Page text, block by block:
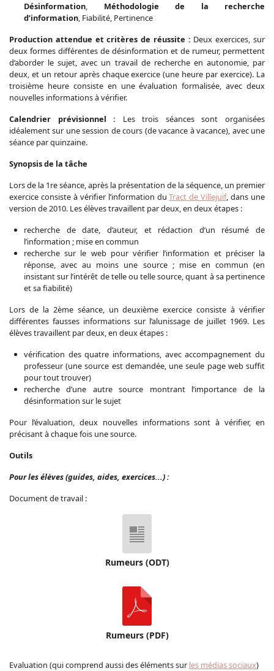
Désinformation
Méthodologie de la recherche
d’information , Fiabilité, Pertinence
Production attendue et critères de réussite : Deux exercices, sur
deux formes différentes de désinformation et de rumeur, permettent
d’aborder le sujet, avec un travail de recherche en autonomie, par
deux, et un retour après chaque exercice (une heure par exercice). La
troisième heure consiste en une évaluation formalisée, avec deux
nouvelles informations à vérifier.
Calendrier prévisionnel : Les trois séances sont organisées
idéalement sur une session de cours (de vacance à vacance), avec une
séance par quinzaine.
Synopsis de la tâche
Lors de la 1re séance, après la présentation de la séquence, un premier
exercice consiste à vérifier l’information duTract de Villejuif, dans une
version de 2010. Les élèves travaillent par deux, en deux étapes :
recherche de date, d’auteur, et rédaction d’un résumé de
l’information ; mise en commun
recherche sur le web pour vérifier l’information et préciser la
réponse, avec au moins une source ; mise en commun (en
insistant sur l’intérêt de telle ou telle source, quant à sa pertinence
et sa fiabilité)
Lors de la 2ème séance, un deuxième exercice consiste à vérifier
différentes fausses informations sur l’alunissage de juillet 1969. Les
élèves travaillent par deux, en deux étapes :
vérification des quatre informations, avec accompagnement du
professeur (une source est demandée, une seule page web suffit
pour tout trouver)
recherche d’une autre source montrant l’importance de la
désinformation sur le sujet
Pour l’évaluation, deux nouvelles informations sont à vérifier, en
précisant à chaque fois une source.
Outils
Pour les élèves (guides, aides, exercices...) :
Document de travail :
Rumeurs (ODT)
Rumeurs (PDF)
Evaluation (qui comprend aussi des éléments sur les médias sociaux)